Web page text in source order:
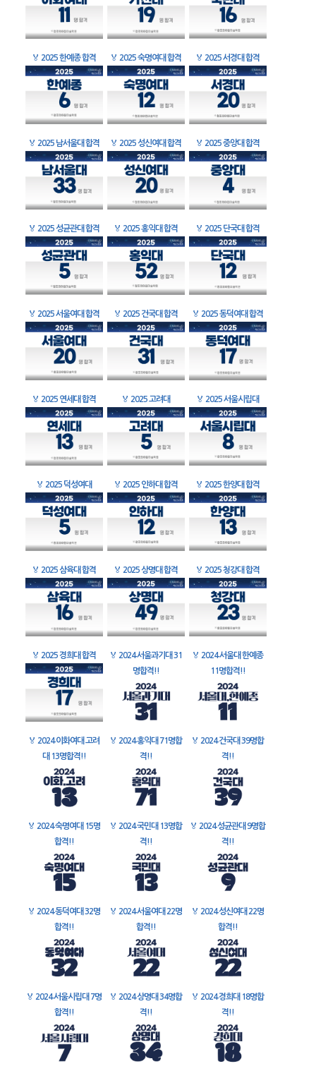
🏅 2025 한예종 합격 🏅 2025 숙명여대 합격 🏅 2025 서경대 합격
🏅 2025 남서울대 합격 🏅 2025 성신여대 합격 🏅 2025 중앙대 합격
🏅 2025 성균관대 합격 🏅 2025 홍익대 합격 🏅 2025 단국대 합격
🏅 2025 서울여대 합격 🏅 2025 건국대 합격 🏅 2025 동덕여대 합격
🏅 2025 연세대 합격 🏅 2025 고려대 🏅 2025 서울시립대
🏅 2025 덕성여대 🏅 2025 인하대 합격 🏅 2025 한양대 합격
🏅 2025 삼육대 합격 🏅 2025 상명대 합격 🏅 2025 청강대 합격
🏅 2025 경희대 합격 🏅 2024 서울과기대 31
명합격!!
🏅 2024 서울대 한예종
11명합격!!
🏅 2024 이화여대 고려
대 13명합격!!
🏅 2024 홍익대 71명합
격!!
🏅 2024 건국대 39명합
격!!
🏅 2024 숙명여대 15명
합격!!
🏅 2024 국민대 13명합
격!!
🏅 2024 성균관대 9명합
격!!
🏅 2024 동덕여대 32명
합격!!
🏅 2024 서울여대 22명
합격!!
🏅 2024 성신여대 22명
합격!!
🏅 2024 서울시립대 7명
합격!!
🏅 2024 상명대 34명합
격!!
🏅 2024 경희대 18명합
격!!